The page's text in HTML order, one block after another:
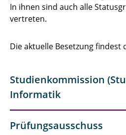
In ihnen sind auch alle
vertreten.
Die aktuelle Besetzung findest
Studienkommission
Informatik
Prüfungsausschuss